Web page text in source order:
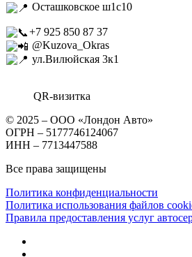
Осташковское ш1с10
+7 925 850 87 37
@Kuzova_Okras
ул.Вилюйская 3к1
QR-визитка
© 2025 – ООО «Лондон Авто»
ОГРН – 5177746124067
ИНН – 7713447588
Все права защищены
Политика конфиденциальности
Политика использования файлов
Правила предоставления услуг